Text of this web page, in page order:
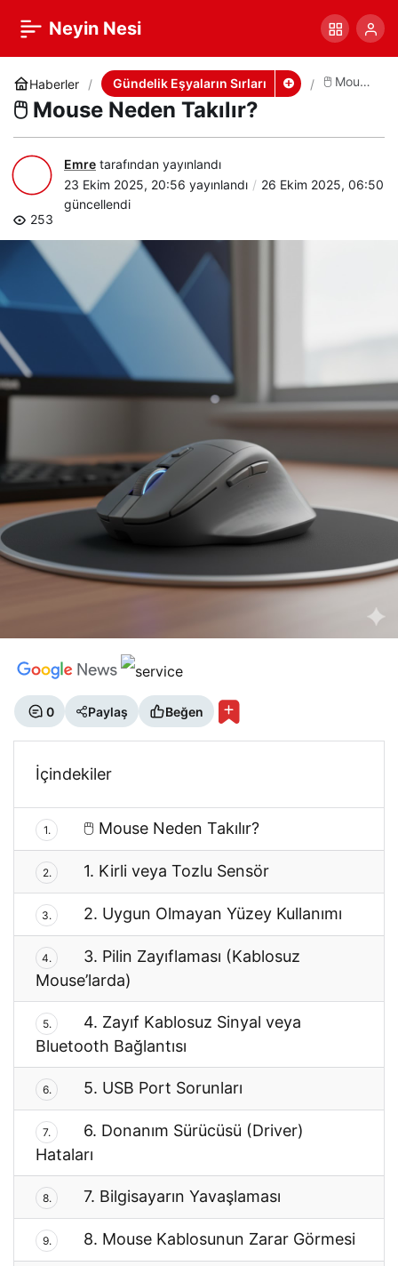
Neyin Nesi
Haberler Gündelik Eşyaların Sırları
🖱️ Mouse
🖱️ Mouse Neden Takılır?
Emre tarafından yayınlandı
23 Ekim 2025, 20:56 yayınlandı
26 Ekim 2025, 06:50
güncellendi
253
0 Paylaş Beğen
İçindekiler
1. 🖱️ Mouse Neden Takılır?
2. 1. Kirli veya Tozlu Sensör
3. 2. Uygun Olmayan Yüzey Kullanımı
4.
3. Pilin Zayıflaması (Kablosuz
Mouse’larda)
5.
4. Zayıf Kablosuz Sinyal veya
Bluetooth Bağlantısı
6. 5. USB Port Sorunları
7.
6. Donanım Sürücüsü (Driver)
Hataları
8. 7. Bilgisayarın Yavaşlaması
9. 8. Mouse Kablosunun Zarar Görmesi
🖱️ Mouse Neden Takılır? Paylaş